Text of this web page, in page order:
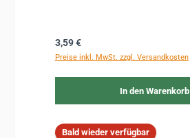
Regulärer Preis:
3,59 €
Preise inkl. MwSt. zzgl. Versandkosten
In den Warenkorb
Bald wieder verfügbar